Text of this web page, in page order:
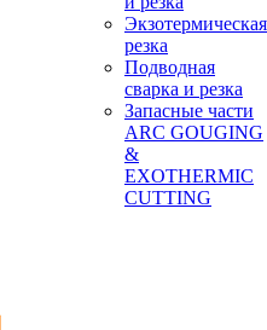
Экзотермическая
резка
Подводная
сварка и резка
Запасные части
ARC GOUGING
&
EXOTHERMIC
CUTTING